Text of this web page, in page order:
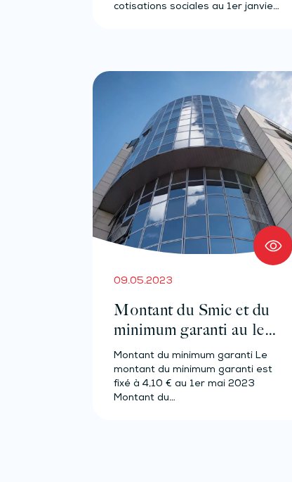
cotisations sociales au 1er janvier
09.05.2023
Montant du Smic et du
minimum garanti au 1er
mai 2023
Montant du minimum garanti Le
montant du minimum garanti est
fixé à 4,10 € au 1er mai 2023
Montant du…